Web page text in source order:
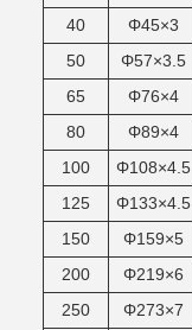
40
Φ45×3
50
Φ57×3.5
65
Φ76×4
80
Φ89×4
100
Φ108×4.5
125
Φ133×4.5
150
Φ159×5
200
Φ219×6
250
Φ273×7